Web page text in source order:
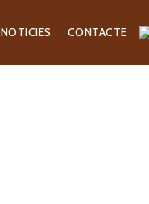
NOTICIES CONTACTE